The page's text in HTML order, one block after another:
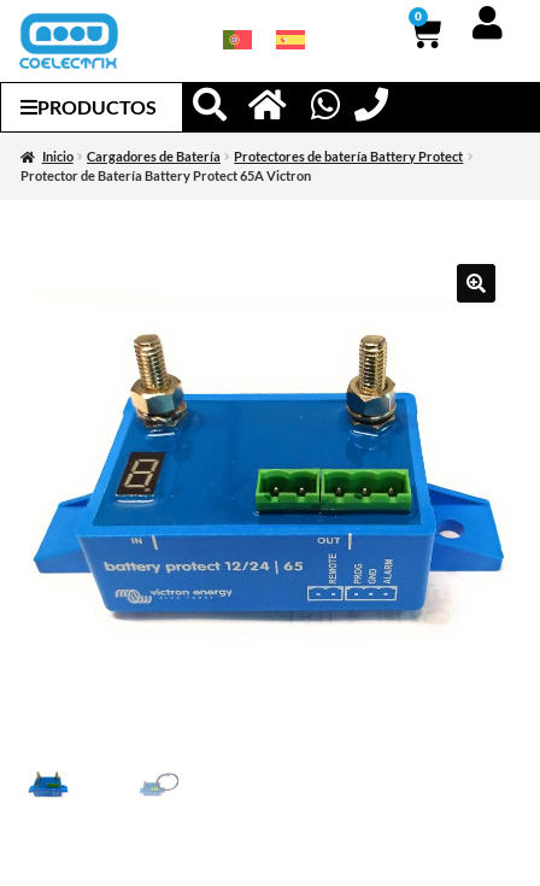
0
PRODUCTOS
Inicio Cargadores de Batería
Protectores de batería Battery Protect
Protector de Batería Battery Protect 65A Victron